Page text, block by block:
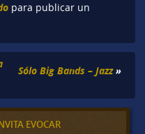
para publicar un
Sólo Big Bands – Jazz»
EVOCAR